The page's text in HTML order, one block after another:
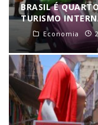
BRASIL É
TURISMO
Economia